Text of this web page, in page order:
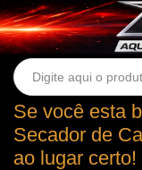
Se você esta
Secador de
ao lugar certo!